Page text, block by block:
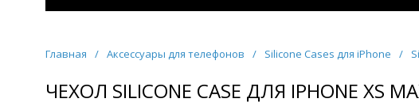
Главная / Аксессуары для телефонов / Silicone Cases для iPhone /
ЧЕХОЛ SILICONE CASE ДЛЯ IPHONE XS